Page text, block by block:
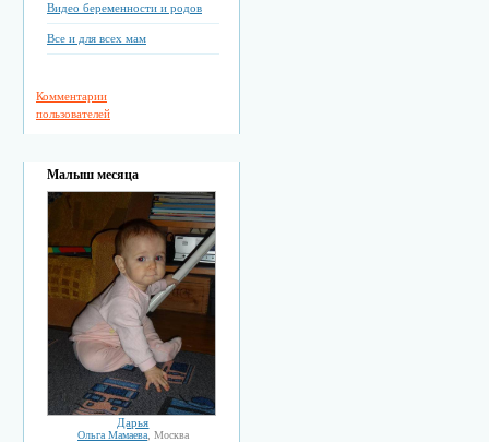
Видео беременности и родов
Все и для всех мам
Комментарии
пользователей
Малыш месяца
Дарья
Ольга Мамаева , Москва